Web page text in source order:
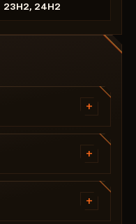
23H2, 24H2
+
+
+